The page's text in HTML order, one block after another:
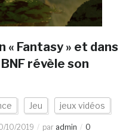
« Fantasy » et dans
révèle son
Jeu jeux vidéos
10/2019 par admin
0